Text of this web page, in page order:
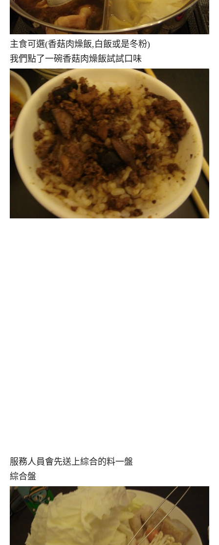
主食可選(香菇肉燥飯,白飯或是冬粉)
我們點了一碗香菇肉燥飯試試口味
服務人員會先送上綜合的料一盤
綜合盤